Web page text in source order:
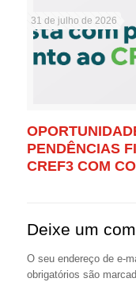
31 de julho de 2026
PENDÊNCIAS
CREF3 COM
Deixe um
O seu endereço de e-
obrigatórios são